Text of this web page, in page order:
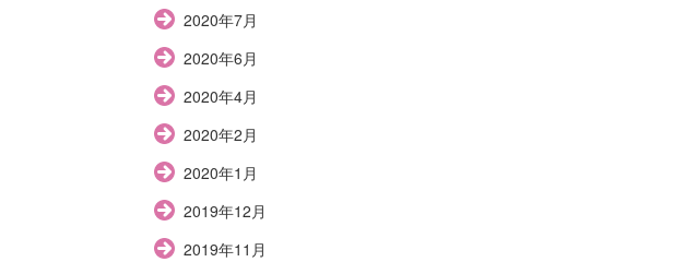
2020年7月
2020年6月
2020年4月
2020年2月
2020年1月
2019年12月
2019年11月